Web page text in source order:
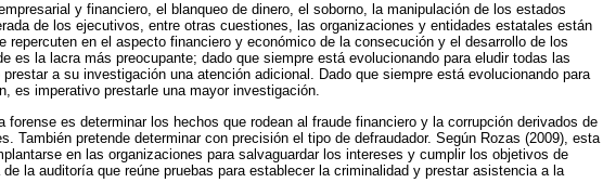
y financiero, el blanqueo de dinero, el soborno, la manipulación de los estados
de los ejecutivos, entre otras cuestiones, las organizaciones y entidades estatales están
repercuten en el aspecto financiero y económico de la consecución y el desarrollo de los
es la lacra más preocupante; dado que siempre está evolucionando para eludir todas las
a su investigación una atención adicional. Dado que siempre está evolucionando para
es imperativo prestarle una mayor investigación.
es determinar los hechos que rodean al fraude financiero y la corrupción derivados de
También pretende determinar con precisión el tipo de defraudador. Según Rozas (2009), esta
en las organizaciones para salvaguardar los intereses y cumplir los objetivos de
la auditoría que reúne pruebas para establecer la criminalidad y prestar asistencia a la